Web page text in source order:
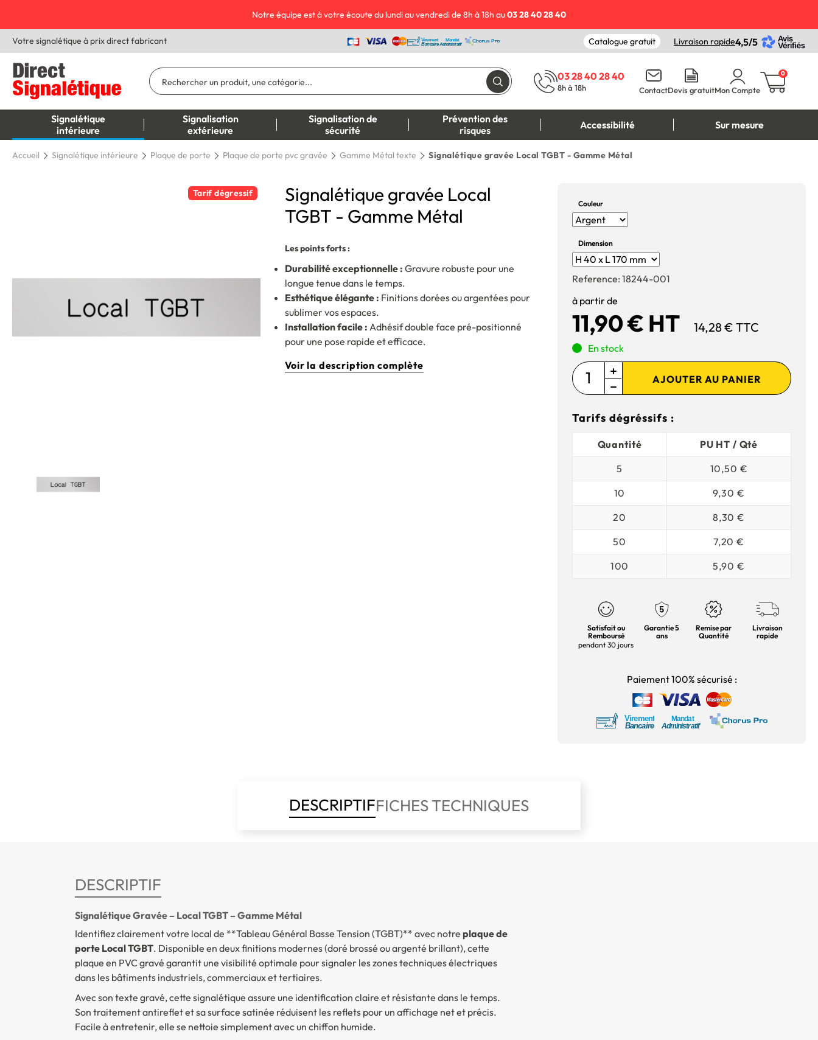
Notre équipe est à votre écoute du lundi au vendredi de 8h à 18h au03 28 40 28 40
Votre signalétique à prix direct fabricant Catalogue gratuit Livraison rapide4,5/5
03 28 40 28 40
8h à 18h ContactDevis gratuitMon Compte
0
Signalétique
intérieure
Signalisation
extérieure
Signalisation de
sécurité
Prévention des
risques
Accessibilité Sur mesure
Accueil Signalétique intérieure Plaque de porte Plaque de porte pvc gravée Gamme Métal texte Signalétique gravée Local TGBT - Gamme Métal
Tarif dégressif
Signalétique gravée Local
TGBT - Gamme Métal
Les points forts :
Durabilité exceptionnelle : Gravure robuste pour une
longue tenue dans le temps.
Esthétique élégante : Finitions dorées ou argentées pour
sublimer vos espaces.
Installation facile : Adhésif double face pré-positionné
pour une pose rapide et efficace.
Voir la description complète
Couleur
Dimension
Reference: 18244-001
à partir de
11,90 € HT 14,28 € TTC
En stock
AJOUTER AU PANIER
Tarifs dégréssifs :
Quantité
PU HT / Qté
5
10,50 €
10
9,30 €
20
8,30 €
50
7,20 €
100
5,90 €
Satisfait ou
Remboursé
pendant 30 jours
Garantie 5
ans
Remise par
Quantité
Livraison
rapide
Paiement 100% sécurisé :
DESCRIPTIFFICHES TECHNIQUES
DESCRIPTIF
Signalétique Gravée – Local TGBT – Gamme Métal
Identifiez clairement votre local de **Tableau Général Basse Tension (TGBT)** avec notre plaque de
porte Local TGBT. Disponible en deux finitions modernes (doré brossé ou argenté brillant), cette
plaque en PVC gravé garantit une visibilité optimale pour signaler les zones techniques électriques
dans les bâtiments industriels, commerciaux et tertiaires.
Avec son texte gravé, cette signalétique assure une identification claire et résistante dans le temps.
Son traitement antireflet et sa surface satinée réduisent les reflets pour un affichage net et précis.
Facile à entretenir, elle se nettoie simplement avec un chiffon humide.